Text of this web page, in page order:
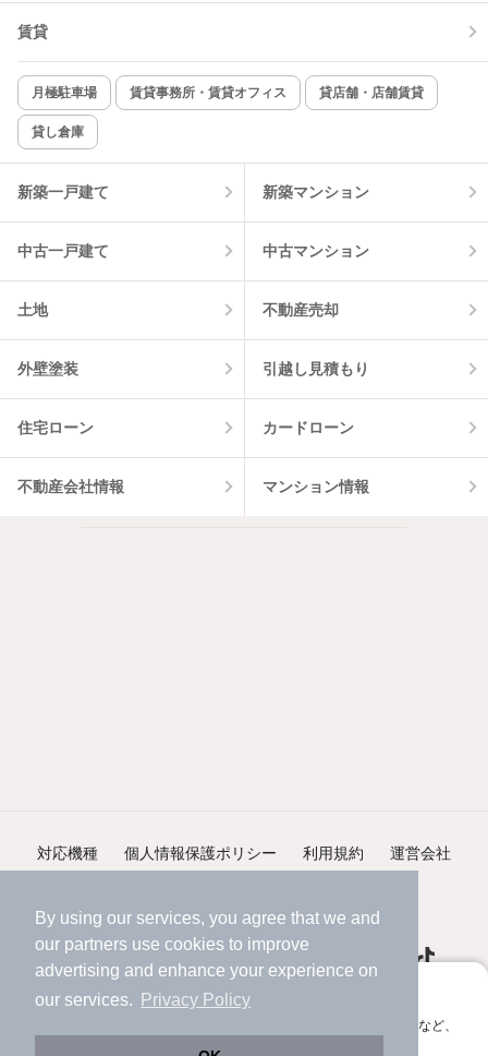
By using our services, you agree that we and
our partners use cookies to improve
advertising and enhance your experience on
our services.
Privacy Policy
アプリに切り替えて、サクサクお部屋探し
会員登録なしですぐ使える。マップ検索やお気に入り保存など、
新着のみ インターネット無料
該当件数:
2
賃貸
月極駐車場 賃貸事務所・賃貸オフィス 貸店舗・店舗賃貸
貸し倉庫
新築一戸建て 新築マンション
中古一戸建て 中古マンション
土地 不動産売却
外壁塗装 引越し見積もり
住宅ローン カードローン
不動産会社情報 マンション情報
対応機種 個人情報保護ポリシー 利用規約 運営会社
©NIFTY Lifestyle Co., Ltd.